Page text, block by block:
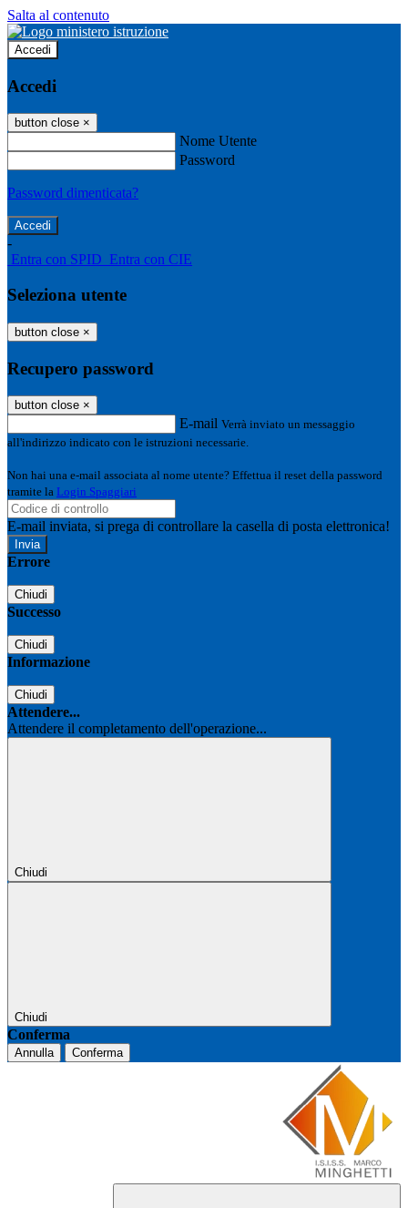
Salta al contenuto
Accedi
Accedi
button close ×
Nome Utente
Password
Password dimenticata?
-
Entra con SPID Entra con CIE
Seleziona utente
button close ×
Recupero password
button close ×
E-mail Verrà inviato un messaggio
all'indirizzo indicato con le istruzioni necessarie.
Non hai una e-mail associata al nome utente? Effettua il reset della password
tramite la Login Spaggiari
E-mail inviata, si prega di controllare la casella di posta elettronica!
Errore
Chiudi
Successo
Chiudi
Informazione
Chiudi
Attendere...
Attendere il completamento dell'operazione...
Chiudi
Chiudi
Conferma
Annulla Conferma